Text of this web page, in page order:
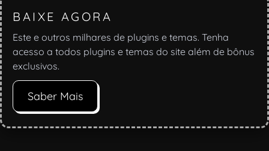
BAIXE AGORA
Este e outros milhares de plugins e temas. Tenha
acesso a todos plugins e temas do site além de bônus
exclusivos.
Saber Mais